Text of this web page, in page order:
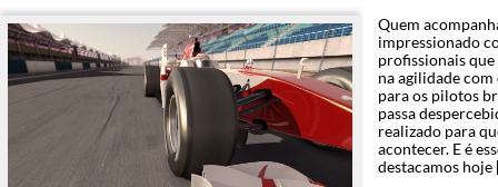
Quem
impressionado
profissionais
na agilidade
para os pilotos
passa
realizado para
acontecer. E é
destacamos hoje